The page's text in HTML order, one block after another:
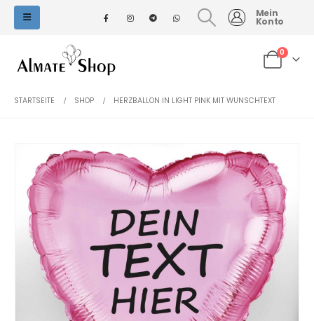
Mein
Konto
0
STARTSEITE SHOP HERZBALLON IN LIGHT PINK MIT WUNSCHTEXT